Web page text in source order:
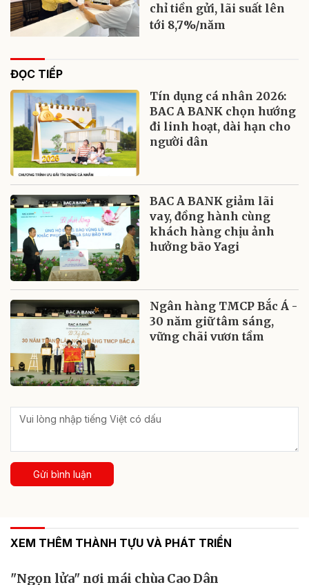
chỉ tiền gửi, lãi suất lên
tới 8,7%/năm
ĐỌC TIẾP
Tín dụng cá nhân 2026:
BAC A BANK chọn hướng
đi linh hoạt, dài hạn cho
người dân
BAC A BANK giảm lãi
vay, đồng hành cùng
khách hàng chịu ảnh
hưởng bão Yagi
Ngân hàng TMCP Bắc Á -
30 năm giữ tâm sáng,
vững chãi vươn tầm
Gửi bình luận
XEM THÊM THÀNH TỰU VÀ PHÁT TRIỂN
"Ngọn lửa" nơi mái chùa Cao Dân